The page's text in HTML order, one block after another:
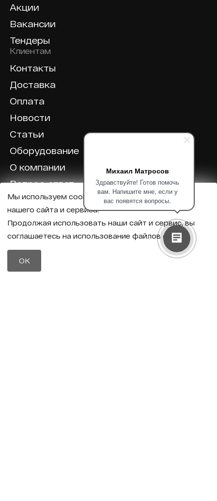
Михаил Матросов
Здравствуйте! Готов помочь
вам. Напишите мне, если у
вас появятся вопросы.
Акции
Вакансии
Тендеры
Клиентам
Контакты
Доставка
Оплата
Новости
Статьи
Оборудование
О компании
Вопрос-ответ
Отзывы
Политика конфиденциальности
Политика обработки персональных данных
8 (800) 600-40-37
Мы используем cookie для корректной работы
нашего сайта и сервиса.
Продолжая использовать наши сайт и сервис, вы
соглашаетесь на использование файлов cookie.
OK